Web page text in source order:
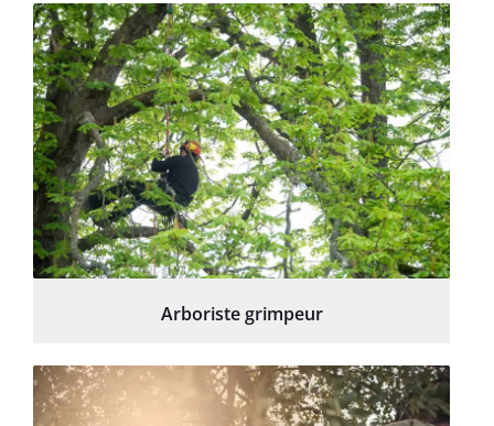
Arboriste grimpeur